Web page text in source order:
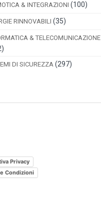
& INTEGRAZIONI (100)
RINNOVABILI (35)
& TELECOMUNICAZIONE
DI SICUREZZA (297)
Privacy
Condizioni